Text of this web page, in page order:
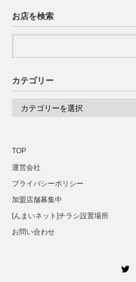
お店を検索
カテゴリー
TOP
運営会社
プライバシーポリシー
加盟店舗募集中
[んまいネット]チラシ設置場所
お問い合わせ